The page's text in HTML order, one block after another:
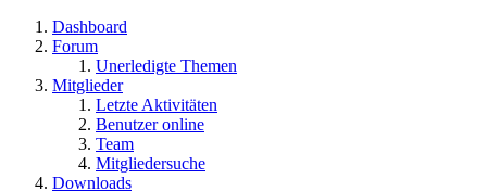
Dashboard
Forum
Unerledigte Themen
Mitglieder
Letzte Aktivitäten
Benutzer online
Team
Mitgliedersuche
Downloads